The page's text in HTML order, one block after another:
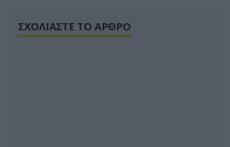
ΣΧΟΛΙΑΣΤΕ ΤΟ ΑΡΘΡΟ